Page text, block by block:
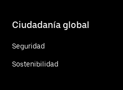
Ciudadanía global
Seguridad
Sostenibilidad